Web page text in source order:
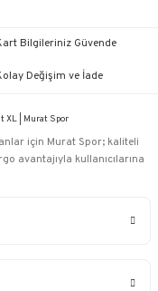
Bilgileriniz Güvende
Değişim ve İade
için Murat Spor; kaliteli
avantajıyla kullanıcılarına